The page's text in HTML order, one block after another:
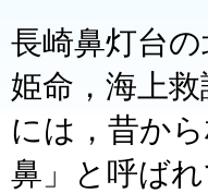
長崎鼻灯台
姫命，海上
には，昔か
鼻」と呼ば